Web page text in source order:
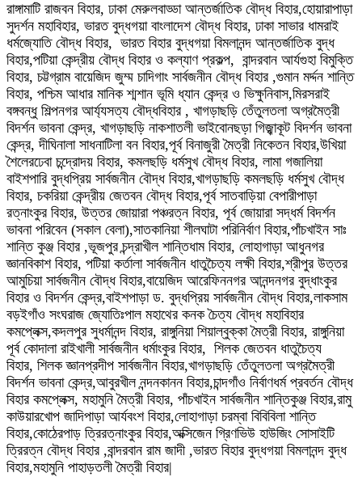
রাঙ্গামাটি রাজবন বিহার, ঢাকা মেরুলবাড্ডা আন্তর্জাতিক বৌদ্ধ বিহার,হোয়ারাপাড়া
সুদর্শন মহাবিহার, ভারত বুদ্ধগয়া বাংলাদেশ বৌদ্ধ বিহার, ঢাকা সাভার ধামরাই
ধর্মজ্যোতি বৌদ্ধ বিহার, ভারত বিহার বুদ্ধগয়া বিমলানন্দ আন্তর্জাতিক বুদ্ধ
বিহার,পটিয়া কেন্দ্রীয় বৌদ্ধ বিহার ও কল্যাণ প্রকল্প, বান্দরবান আর্যগুহা বিমুক্তি
বিহার, চট্টগ্রাম বায়েজিদ জুম্ম চাদিগাং সার্বজনীন বৌদ্ধ বিহার ,গুমান মর্দ্দন শান্তি
বিহার, পশ্চিম আধার মানিক শ্মশান ভূমি ধ্যান কেন্দ্র ও ভিক্ষুনিবাস,মিরসরাই
বঙ্গবন্ধু শিল্পনগর আর্য্যসত্য বৌদ্ধবিহার , খাগড়াছড়ি তেঁতুলতলা অগ্রমৈত্রী
বিদর্শন ভাবনা কেন্দ্র, খাগড়াছড়ি নাকশাতলী ভাইবোনছড়া গিজ্ঝাকূট বিদর্শন ভাবনা
কেন্দ্র, দীঘিনালা সাধনাটিলা বন বিহার,পূর্ব বিনাজুরী মৈত্রী নিকেতন বিহার,উখিয়া
শৈলেরঢেবা চন্দ্রোদয় বিহার, কমলছড়ি ধর্মসুখ বৌদ্ধ বিহার, লামা গজালিয়া
বাইশপারি বুদ্ধপ্রিয় সার্বজনীন বৌদ্ধ বিহার,খাগড়াছড়ি কমলছড়ি ধর্মসুখ বৌদ্ধ
বিহার, চকরিয়া কেন্দ্রীয় জেতবন বৌদ্ধ বিহার,পূর্ব সাতবাড়িয়া বেপারীপাড়া
রত্নাংকুর বিহার, উত্তর জোয়ারা পঞ্চরত্ন বিহার, পূর্ব জোয়ারা সদ্ধর্ম বিদর্শন
ভাবনা পরিবেন (সকাল বেলা),সাতকানিয়া শীলঘাটা পরিনির্বাণ বিহার,পাঁচখাইন সাঃ
শান্তি কুঞ্জ বিহার ,ভূজপুর চন্দ্রাখীল শান্তিধাম বিহার, লোহাগাড়া আধুনগর
জ্ঞানবিকাশ বিহার, পটিয়া কর্তালা সার্বজনীন ধাতুচৈত্য লক্ষী বিহার,শ্রীপুর উত্তর
আমুচিয়া সার্বজনীন বৌদ্ধ বিহার,বায়েজিদ আরেফিননগর আনন্দনগর বুদ্ধাংকুর
বিহার ও বিদর্শন কেন্দ্র,বাইশপাড়া ড. বুদ্ধপ্রিয় সার্বজনীন বৌদ্ধ বিহার,লাকসাম
বড়ইগাঁও সংঘরাজ জ্যোতিঃপাল মহাথের কনক চৈত্য বৌদ্ধ মহাবিহার
কমপ্লেক্স,কদলপুর সুধর্মানন্দ বিহার, রাঙ্গুনিয়া শিয়াল্বুক্কা মৈত্রী বিহার, রাঙ্গুনিয়া
পূর্ব কোদালা রাইখালী সার্বজনীন ধর্মাংকুর বিহার, শিলক জেতবন ধাতুচৈত্য
বিহার, শিলক জ্ঞানপ্রদীপ সার্বজনীন বিহার,খাগড়াছড়ি তেঁতুলতলা অগ্রমৈত্রী
বিদর্শন ভাবনা কেন্দ্র,আবুরখীল নন্দনকানন বিহার,চান্দগাঁও নির্বাণধর্ম প্রবর্তন বৌদ্ধ
বিহার কমপ্লেক্স, মহামুনি মৈত্রী বিহার, পাঁচখাইন সার্বজনীন শান্তিকুঞ্জ বিহার,রামু
কাউয়ারখোপ জাদিপাড়া আর্যবংশ বিহার,লোহাগাড়া চরম্বা বিবিবিলা শান্তি
বিহার,কোঠেরপাড় ত্রিরত্নাংকুর বিহার,অক্সিজেন গ্রিণভিউ হাউজিং সোসাইটি
ত্রিরত্ন বৌদ্ধ বিহার ,বান্দরবান রাম জাদী ,ভারত বিহার বুদ্ধগয়া বিমলানন্দ বুদ্ধ
বিহার,মহামুনি পাহাড়তলী মৈত্রী বিহার|